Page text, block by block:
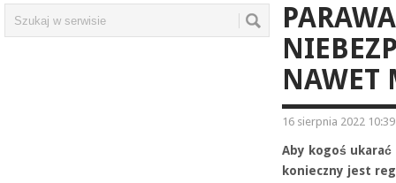
NAWET
16 sierpnia 2022 10:39
Aby kogoś
konieczny jest